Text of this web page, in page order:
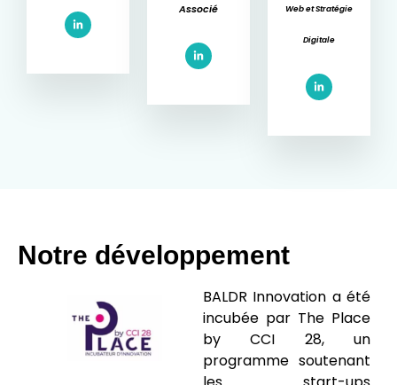
Associé Web et Stratégie
Digitale
Notre développement
BALDR Innovation a été
incubée par The Place
by CCI 28, un
programme soutenant